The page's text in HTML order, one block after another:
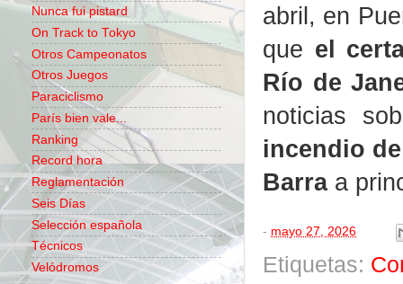
abril, en
que el
Río de
noticias
incendio
Barra a
- mayo 27, 2026
Etiquetas:
Nunca fui pistard
On Track to Tokyo
Otros Campeonatos
Otros Juegos
Paraciclismo
París bien vale...
Ranking
Record hora
Reglamentación
Seis Días
Selección española
Técnicos
Velódromos